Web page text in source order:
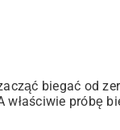
biegać od
próbę